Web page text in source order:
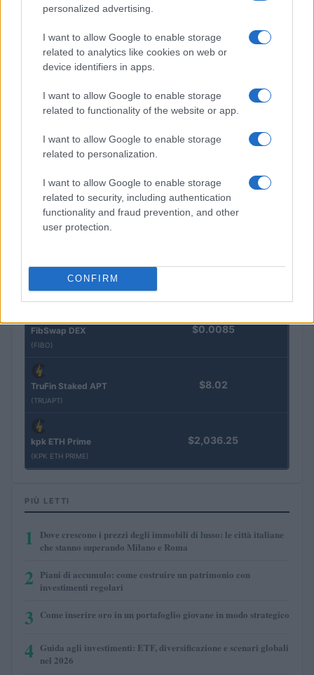
personalized advertising.
I want to allow Google to enable storage
related to analytics like cookies on web or
device identifiers in apps.
I want to allow Google to enable storage
related to functionality of the website or app.
I want to allow Google to enable storage
related to personalization.
I want to allow Google to enable storage
related to security, including authentication
functionality and fraud prevention, and other
user protection.
CONFIRM
Steakhouse EURCV
Morpho Vault
(STEAKEURCV)
$100,000,000,000,000.00
Epoch Island $0.032
(STINJ)
$3,407.11
(JDB)
FibSwap DEX
(FIBO)
$0.0085
TruFin Staked APT
(TRUAPT)
$8.02
kpk ETH Prime
(KPK ETH PRIME)
$2,036.25
PIÙ LETTI
1
Dove crescono i prezzi degli immobili di lusso: le città italiane
che stanno superando Milano e Roma
2 Piani di accumulo: come costruire un patrimonio con
investimenti regolari
3 Come inserire oro in un portafoglio giovane in modo strategico
4 Guida agli investimenti: ETF, diversificazione e scenari globali
nel 2026